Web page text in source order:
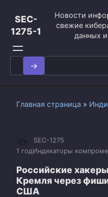
контенту
SEC-
1275-1
Новости
свежие
данных
Search
for:
Главная страница »
SEC-1275
1 годИндикаторы
Российские
Кремля через
США